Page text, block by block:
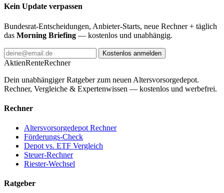
Kein Update verpassen
Bundesrat-Entscheidungen, Anbieter-Starts, neue Rechner + täglich
das Morning Briefing — kostenlos und unabhängig.
Kostenlos anmelden
AktienRenteRechner
Dein unabhängiger Ratgeber zum neuen Altersvorsorgedepot.
Rechner, Vergleiche & Expertenwissen — kostenlos und werbefrei.
Rechner
Altersvorsorgedepot Rechner
Förderungs-Check
Depot vs. ETF Vergleich
Steuer-Rechner
Riester-Wechsel
Ratgeber